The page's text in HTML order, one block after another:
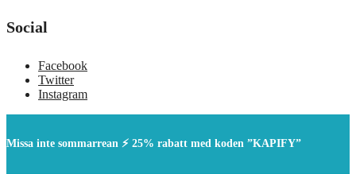
Social
Facebook
Twitter
Instagram
Missa inte sommarrean ⚡ 25% rabatt med koden ”KAPIFY”